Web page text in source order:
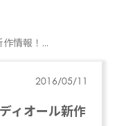
情報！...
2016/05/11
ィオール新作